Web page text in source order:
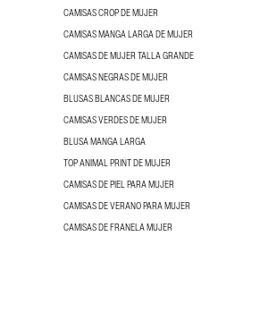
CAMISAS CROP DE MUJER
CAMISAS MANGA LARGA DE MUJER
CAMISAS DE MUJER TALLA GRANDE
CAMISAS NEGRAS DE MUJER
BLUSAS BLANCAS DE MUJER
CAMISAS VERDES DE MUJER
BLUSA MANGA LARGA
TOP ANIMAL PRINT DE MUJER
CAMISAS DE PIEL PARA MUJER
CAMISAS DE VERANO PARA MUJER
CAMISAS DE FRANELA MUJER